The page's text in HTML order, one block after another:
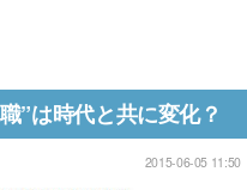
”は時代と共に変化？
2015-06-05 11:50